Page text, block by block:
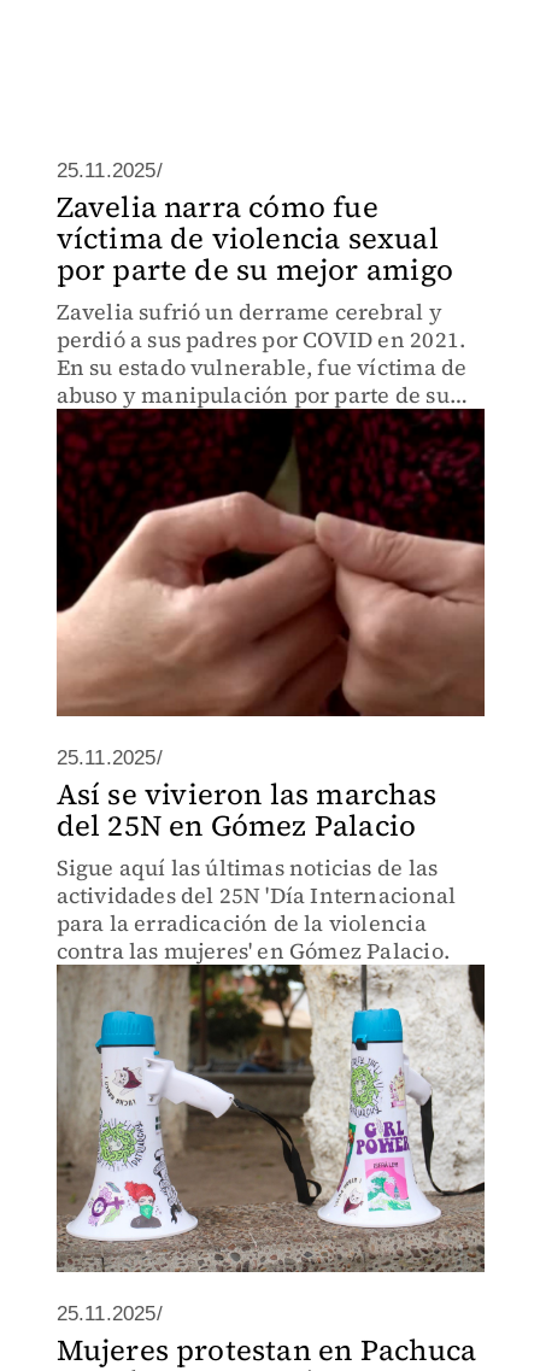
25.11.2025/
Zavelia narra cómo fue
víctima de violencia sexual
por parte de su mejor amigo
Zavelia sufrió un derrame cerebral y
perdió a sus padres por COVID en 2021.
En su estado vulnerable, fue víctima de
abuso y manipulación por parte de su
"mejor amigo".
25.11.2025/
Así se vivieron las marchas
del 25N en Gómez Palacio
Sigue aquí las últimas noticias de las
actividades del 25N 'Día Internacional
para la erradicación de la violencia
contra las mujeres' en Gómez Palacio.
25.11.2025/
Mujeres protestan en Pachuca